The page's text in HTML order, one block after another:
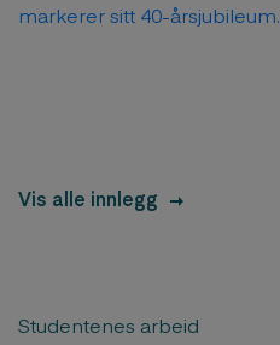
markerer sitt 40-årsjubileum.
Vis alle innlegg
Studentenes arbeid